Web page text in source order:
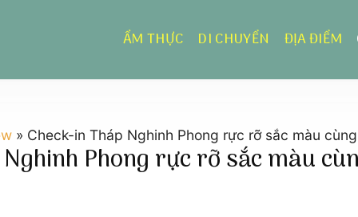
ẨM THỰC DI CHUYỂN ĐỊA ĐIỂM
» Check-in Tháp Nghinh Phong rực rỡ sắc màu
Phong rực rỡ sắc màu